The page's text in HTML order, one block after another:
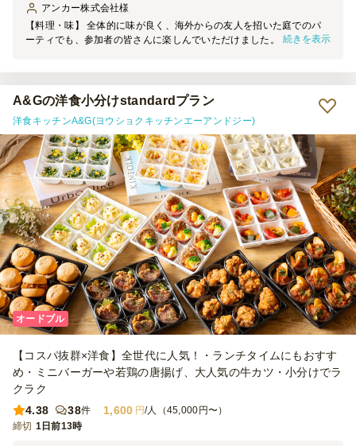
アンカー株式会社様
【料理・味】 全体的に味が良く、海外からの友人を招いた庭でのパ
ーティでも、参加者の皆さんに楽しんでいただけました。品数が豊富
間にしば漬けが入っていました。参加者の間では少し好みが分かれた
ようで、当日はあまり召し上がる方がいませんでした。 ② 3種きのこ
とブロッコリーのマリネは、少し味付けが濃く感じました。お酒と一
緒であればちょうど良いのかもしれませんが、ノンアルの方も一定数
いたため、そのままいただくにはやや塩味が強めでした。 【サービ
ス】 指定時間より少し早めに届けてくださったため、料理を並べる
時間に余裕ができ、とても助かりました。 一方で、配達場所につい
ては少し気になった点がありました。今回の住所は何十年も前から存
在し、Googleマップなどでも問題なく表示される場所ですが、注文
後のメールで「住所が不明瞭」との連絡がありました。当日も配達業
者さんのナビでは表示されなかったようで、お手数をおかけしてしま
いました。 また、注文最低金額が25,000円からだったため、人数分
の料理は足りていても、最低金額に合わせるためにオプションを追加
して調整する必要があり、その点は少し手間に感じました。以前、都
内で利用した際にはもう少し低い最低注文金額の店舗もあったため、
配送エリアによる違いなのだと思いますが、もう少し利用しやすい金
額設定になると、さらに注文しやすくなると感じました。 【雰囲
のを気軽に選べるのがとても良かったです。テーブルに並べるだけで
彩りが良く、見た目も華やかになり、ホームパーティの雰囲気を一気
に盛り上げてくれました。海外からの友人にも「きれい」「食べやす
い」と好評で、おもてなしにもぴったりだと感じました。 【コス
パ】 一人当たりの金額を考えると、とてもコストパフォーマンスが
高いと思います。料理の種類が多く、見た目の華やかさもあり、準備
続きを表示
A&Gの洋食小分けstandardプラン
洋食キッチンA&G(ヨウショクキッチンエーアンドジー)
オードブル
【コスパ抜群×洋食】全世代に人気！・ランチタイムにもおすす
め・ミニバーガーや若鶏の唐揚げ、大人気の牛カツ・小分けでラ
クラク
4.38
38件 1,600 円/人（45,000円〜）
締切 1日前13時